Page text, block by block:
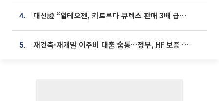
4. 대신證 “알테오젠, 키트루다 큐렉스 판매 3배 급증…목표가 41만원 상향”
5. 재건축·재개발 이주비 대출 숨통…정부, HF 보증 신설 추진